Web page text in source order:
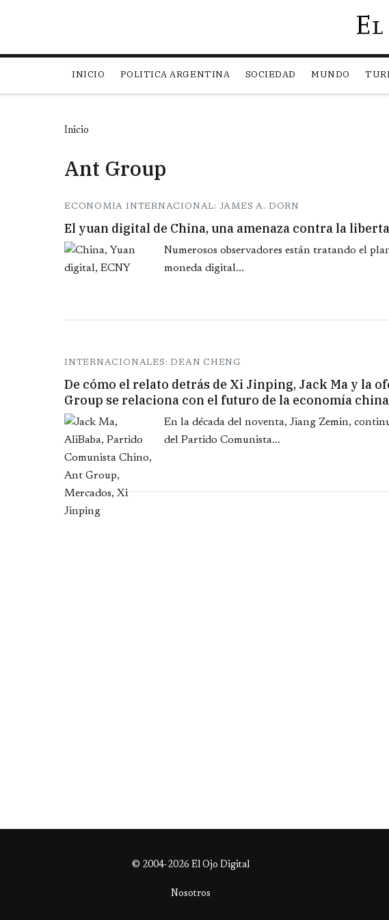
INICIO POLITICA ARGENTINA SOCIEDAD MUNDO
Inicio
Ant Group
ECONOMIA INTERNACIONAL: JAMES A. DORN
El yuan digital de China, una amenaza contra la
Numerosos observadores están tratando el
moneda digital...
INTERNACIONALES: DEAN CHENG
De cómo el relato detrás de Xi Jinping, Jack Ma y la
Group se relaciona con el futuro de la economía china
En la década del noventa, Jiang Zemin,
del Partido Comunista...
© 2004-2026 El Ojo Digital
Nosotros